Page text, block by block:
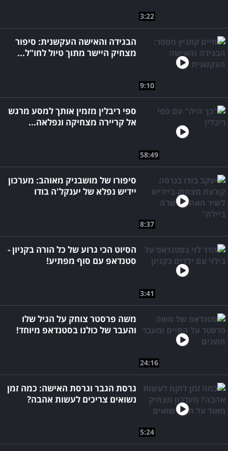
3:22
9:10
הבגידה והאישה העקשנית: סיפור
מצחיק היישר מתוך טיול לחו"ל...
58:49
ספי ריבלין מזמין אותך למסע מרגש
אל קריירה מצחיקה ונפלאה...
8:37
סיפורו של מושבניק מאוהב: מערכון
יידיש נפלא של יענקל'ה בודו
3:41
הסיוט הכי גרוע של כל הורה בקניון -
סטנדאפ עם סוף מפתיע!
24:16
משה פרסטר צוחק על הגיל שלו
והעבר של כולנו בסטנדאפ מיוחד!
5:24
גרסת הגבר וגרסת האישה: כמה זמן
נשואים צריכים לעשות אהבה?